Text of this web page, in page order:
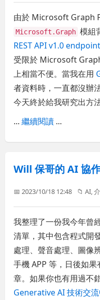
由於 Microsoft Graph
Microsoft.Graph 模組
REST API v1.0 endpoint
受限於 Microsoft
上相當不便。當我在用
者資料時，一直都沒辦
今天終於給我研究出方法
...繼續閱讀 ...
Will 保哥的 AI 協
📅 2023/10/18 12:48 📁AI,
我整理了一份我今年曾
清單，其中包含程式開
處理、聲音處理、圖像
手機 APP 等，日後如
章。如果你也有用過不
Generative AI 技術交